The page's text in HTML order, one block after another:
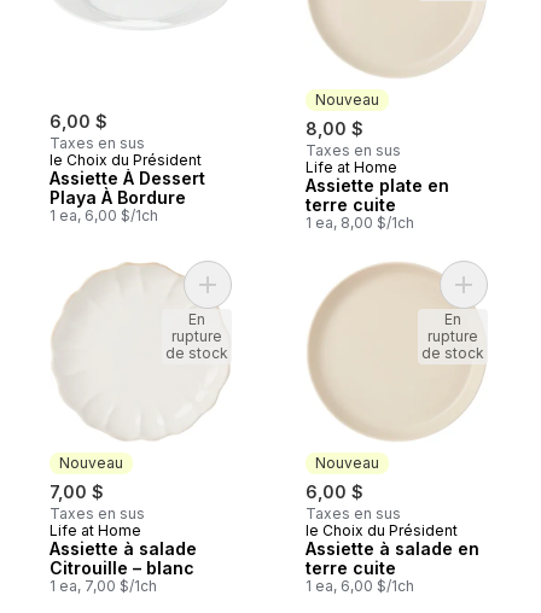
6,00 $
Taxes en sus
le Choix du Président
Assiette À Dessert
Playa À Bordure
1 ea, 6,00 $/1ch
Nouveau
8,00 $
Taxes en sus
Nouveau
Life at Home
Assiette plate en
terre cuite
1 ea, 8,00 $/1ch
Nouveau
7,00 $
Taxes en sus
Nouveau
Life at Home
Assiette à salade
Citrouille – blanc
1 ea, 7,00 $/1ch
Ajouter Assiette à salade Citrouille –
En
rupture
de stock
Nouveau
6,00 $
Taxes en sus
Nouveau
le Choix du Président
Assiette à salade en
terre cuite
1 ea, 6,00 $/1ch
Ajouter
En
rupture
de stock